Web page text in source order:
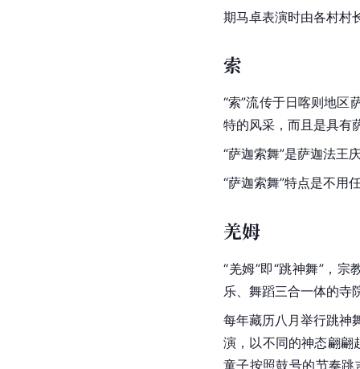
期马卓表演时由各村村
索
“索”流传于日喀则地区
特的风采，而且是具有
“萨迦索舞”是萨迦法王
“萨迦索舞”特点是不用
羌姆
“羌姆”即“跳神舞”，
乐、舞蹈三合一体的寺
每年藏历八月举行跳神
演，以不同的神态翩翩
童子按照鼓号的节奏